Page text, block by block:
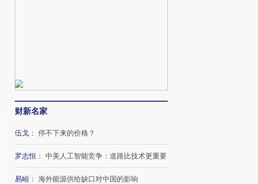
财新名家
伍戈 ： 停不下来的价格？
罗志恒 ： 中美人工智能竞争：道路比技术更重要
易峘 ： 海外能源供给缺口对中国的影响